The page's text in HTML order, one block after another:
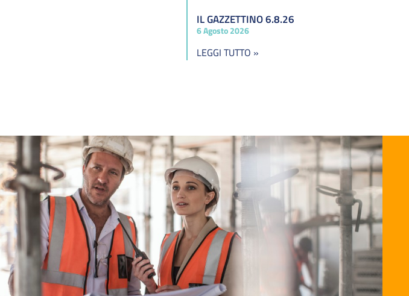
IL GAZZETTINO 6.8.26
6 Agosto 2026
LEGGI TUTTO »